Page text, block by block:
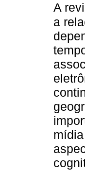
A
a